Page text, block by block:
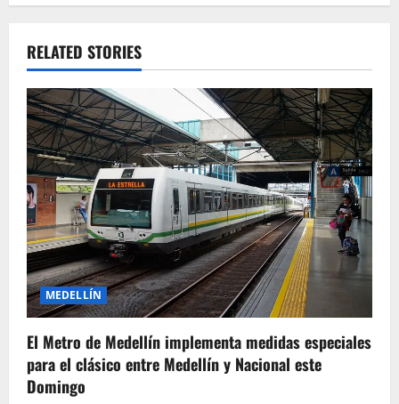
v
i
g
a
t
i
o
n
RELATED STORIES
MEDELLÍN
El Metro de Medellín implementa medidas especiales
para el clásico entre Medellín y Nacional este
Domingo